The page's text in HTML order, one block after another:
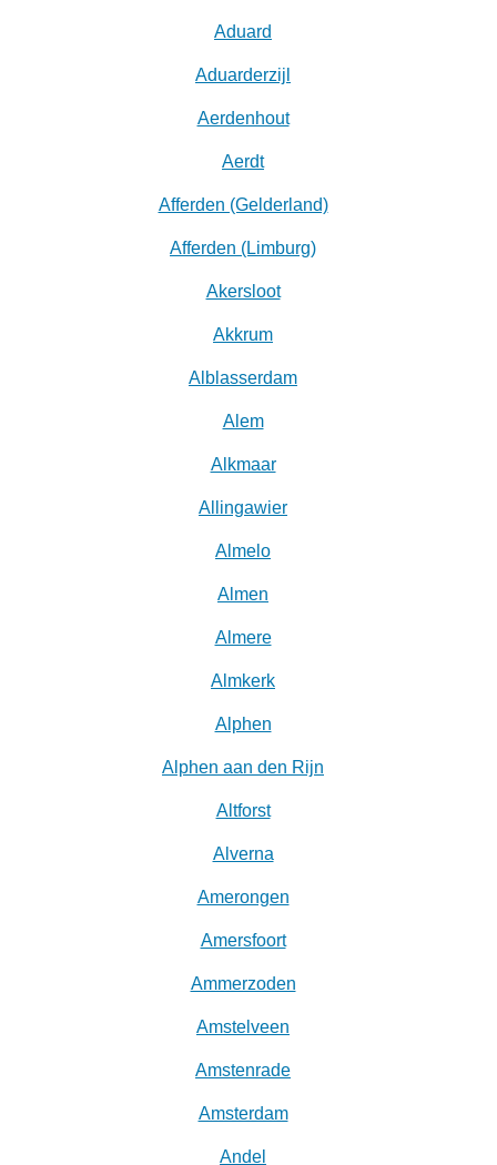
Aduard
Aduarderzijl
Aerdenhout
Aerdt
Afferden (Gelderland)
Afferden (Limburg)
Akersloot
Akkrum
Alblasserdam
Alem
Alkmaar
Allingawier
Almelo
Almen
Almere
Almkerk
Alphen
Alphen aan den Rijn
Altforst
Alverna
Amerongen
Amersfoort
Ammerzoden
Amstelveen
Amstenrade
Amsterdam
Andel